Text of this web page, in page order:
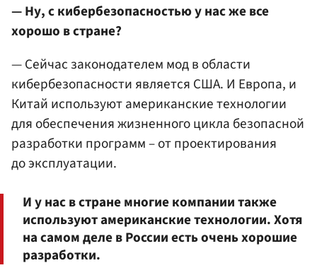
— Ну, с кибербезопасностью у нас же все
хорошо в стране?
— Сейчас законодателем мод в области
кибербезопасности является США. И Европа, и
Китай используют американские технологии
для обеспечения жизненного цикла безопасной
разработки программ – от проектирования
до эксплуатации.
И у нас в стране многие компании также
используют американские технологии. Хотя
на самом деле в России есть очень хорошие
разработки.